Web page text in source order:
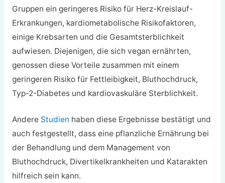
Gruppen ein geringeres Risiko für Herz-Kreislauf-
Erkrankungen, kardiometabolische Risikofaktoren,
einige Krebsarten und die Gesamtsterblichkeit
aufwiesen. Diejenigen, die sich vegan ernährten,
genossen diese Vorteile zusammen mit einem
geringeren Risiko für Fettleibigkeit, Bluthochdruck,
Typ-2-Diabetes und kardiovaskuläre Sterblichkeit.
Andere Studien haben diese Ergebnisse bestätigt und
auch festgestellt, dass eine pflanzliche Ernährung bei
der Behandlung und dem Management von
Bluthochdruck, Divertikelkrankheiten und Katarakten
hilfreich sein kann.